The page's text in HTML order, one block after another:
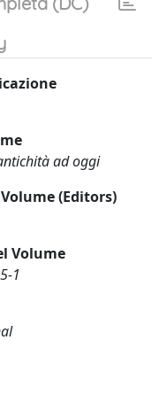
ad oggi
(Editors)
Volume
1